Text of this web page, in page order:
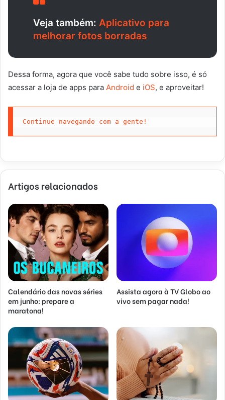
Veja também: Aplicativo para
melhorar fotos borradas
Dessa forma, agora que você sabe tudo sobre isso, é só
acessar a loja de apps para Android e iOS, e aproveitar!
Continue navegando com a gente!
Artigos relacionados
Calendário das novas séries
em junho: prepare a
maratona!
Assista agora à TV Globo ao
vivo sem pagar nada!